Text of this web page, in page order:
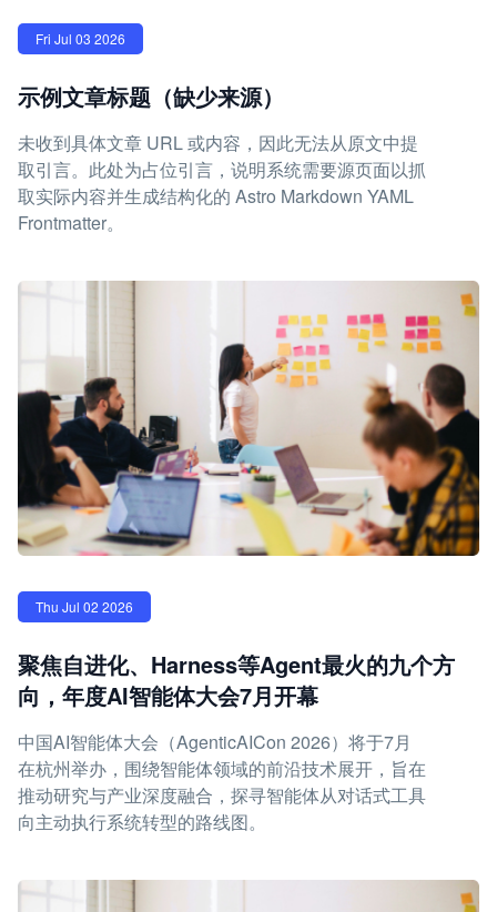
Fri Jul 03 2026
示例文章标题（缺少来源）
未收到具体文章 URL 或内容，因此无法从原文中提
取引言。此处为占位引言，说明系统需要源页面以抓
取实际内容并生成结构化的 Astro Markdown YAML
Frontmatter。
Thu Jul 02 2026
聚焦自进化、Harness等Agent最火的九个方
向，年度AI智能体大会7月开幕
中国AI智能体大会（AgenticAICon 2026）将于7月
在杭州举办，围绕智能体领域的前沿技术展开，旨在
推动研究与产业深度融合，探寻智能体从对话式工具
向主动执行系统转型的路线图。